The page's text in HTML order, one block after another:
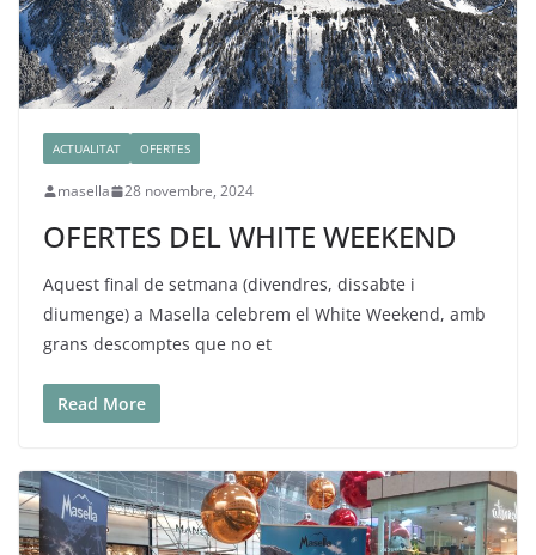
ACTUALITAT OFERTES
masella 28 novembre, 2024
OFERTES DEL WHITE WEEKEND
Aquest final de setmana (divendres, dissabte i
diumenge) a Masella celebrem el White Weekend, amb
grans descomptes que no et
Read More